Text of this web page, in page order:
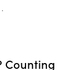
Counting